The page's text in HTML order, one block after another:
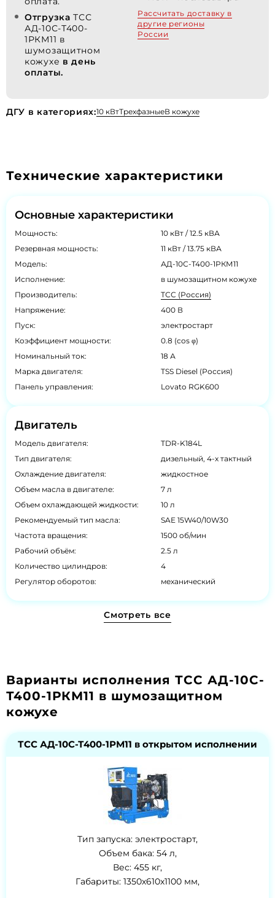
Отгрузка ТСС
АД-10С-Т400-
1РКМ11 в
шумозащитном
кожухе в день
оплаты.
Рассчитать доставку в
другие регионы
России
ДГУ в категориях:10 кВтТрехфазныеВ кожухе
Технические характеристики
Основные характеристики
Мощность:
10 кВт / 12.5 кВА
Резервная мощность:
11 кВт / 13.75 кВА
Модель:
АД-10С-Т400-1РКМ11
Исполнение:
в шумозащитном кожухе
Производитель:
ТСС (Россия)
Напряжение:
400 В
Пуск:
электростарт
Коэффициент мощности:
0.8 (cos φ)
Номинальный ток:
18 А
Марка двигателя:
TSS Diesel (Россия)
Панель управления:
Lovato RGK600
Двигатель
Модель двигателя:
TDR-K184L
Тип двигателя:
дизельный, 4-х тактный
Охлаждение двигателя:
жидкостное
Объем масла в двигателе:
7 л
Объем охлаждающей жидкости:
10 л
Рекомендуемый тип масла:
SAE 15W40/10W30
Частота вращения:
1500 об/мин
Рабочий объём:
2.5 л
Количество цилиндров:
4
Регулятор оборотов:
механический
Смотреть все
Варианты исполнения ТСС АД-10С-
Т400-1РКМ11 в шумозащитном
кожухе
ТСС АД-10С-Т400-1РМ11 в открытом исполнении
Тип запуска: электростарт,
Объем бака: 54 л,
Вес: 455 кг,
Габариты: 1350х610х1100 мм,